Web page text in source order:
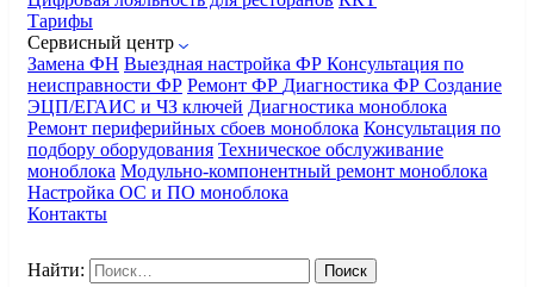
Тарифы
Сервисный центр
Замена ФН Выездная настройка ФР Консультация по
неисправности ФР Ремонт ФР Диагностика ФР Создание
ЭЦП/ЕГАИС и ЧЗ ключей Диагностика моноблока
Ремонт периферийных сбоев моноблока Консультация по
подбору оборудования Техническое обслуживание
моноблока Модульно-компонентный ремонт моноблока
Настройка ОС и ПО моноблока
Контакты
Найти: